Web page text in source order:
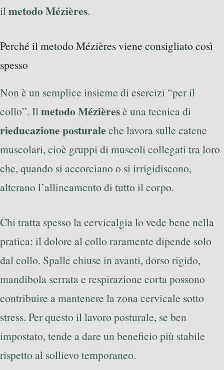
ilmetodo Mézières.
Perché il metodo Mézières viene consigliato così
spesso
Non è un semplice insieme di esercizi “per il
collo”. Ilmetodo Mézièresè una tecnica di
rieducazione posturale che lavora sulle catene
muscolari, cioè gruppi di muscoli collegati tra loro
che, quando si accorciano o si irrigidiscono,
alterano l’allineamento di tutto il corpo.
Chi tratta spesso la cervicalgia lo vede bene nella
pratica: il dolore al collo raramente dipende solo
dal collo. Spalle chiuse in avanti, dorso rigido,
mandibola serrata e respirazione corta possono
contribuire a mantenere la zona cervicale sotto
stress. Per questo il lavoro posturale, se ben
impostato, tende a dare un beneficio più stabile
rispetto al sollievo temporaneo.